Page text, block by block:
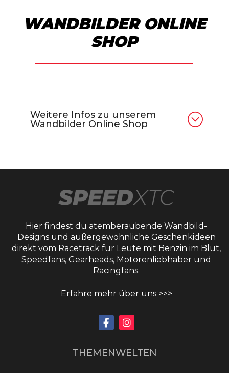
WANDBILDER ONLINE
SHOP
Weitere Infos zu unserem
Wandbilder Online Shop
Hier findest du atemberaubende Wandbild-
Designs und außergewöhnliche Geschenkideen
direkt vom Racetrack für Leute mit Benzin im Blut,
Speedfans, Gearheads, Motorenliebhaber und
Racingfans.
Erfahre mehr über uns >>>
THEMENWELTEN